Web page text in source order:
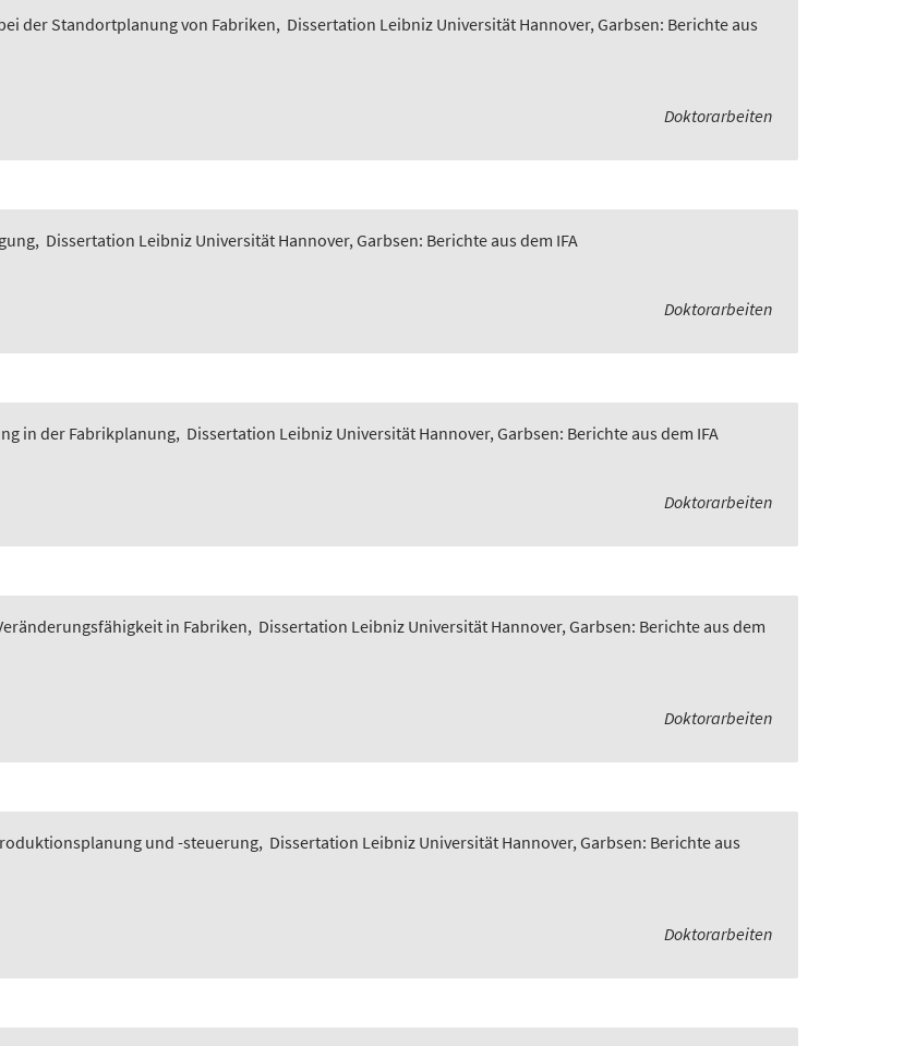
der Standortplanung von Fabriken, Dissertation Leibniz Universität Hannover, Garbsen: Berichte aus
Doktorarbeiten
, Dissertation Leibniz Universität Hannover, Garbsen: Berichte aus dem IFA
Doktorarbeiten
in der Fabrikplanung, Dissertation Leibniz Universität Hannover, Garbsen: Berichte aus dem IFA
Doktorarbeiten
in Fabriken, Dissertation Leibniz Universität Hannover, Garbsen: Berichte aus dem
Doktorarbeiten
und -steuerung, Dissertation Leibniz Universität Hannover, Garbsen: Berichte aus
Doktorarbeiten